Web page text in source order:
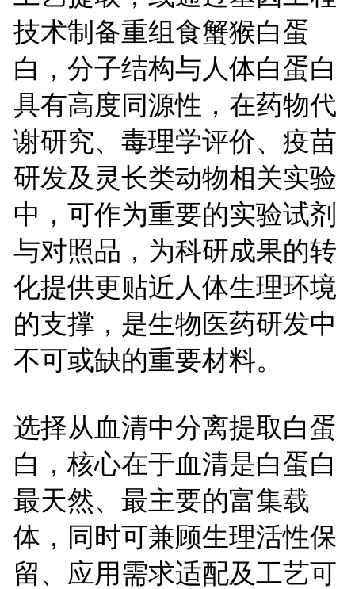
技术制备重组食蟹猴白蛋
白，分子结构与人体白蛋白
具有高度同源性，在药物代
谢研究、毒理学评价、疫苗
研发及灵长类动物相关实验
中，可作为重要的实验试剂
与对照品，为科研成果的转
化提供更贴近人体生理环境
的支撑，是生物医药研发中
不可或缺的重要材料。
选择从血清中分离提取白蛋
白，核心在于血清是白蛋白
最天然、最主要的富集载
体，同时可兼顾生理活性保
留、应用需求适配及工艺可